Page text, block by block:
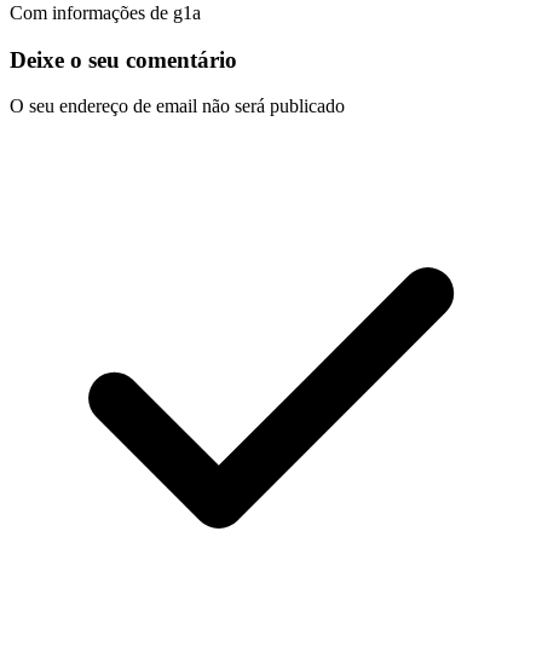
Com informações de g1a
Deixe o seu comentário
O seu endereço de email não será publicado